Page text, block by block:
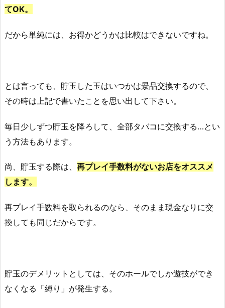
てOK。
だから単純には、お得かどうかは比較はできないですね。
とは言っても、貯玉した玉はいつかは景品交換するので、
その時は上記で書いたことを思い出して下さい。
毎日少しずつ貯玉を降ろして、全部タバコに交換する…とい
う方法もあります。
尚、貯玉する際は、 再プレイ手数料がないお店をオススメ
します。
再プレイ手数料を取られるのなら、そのまま現金なりに交
換しても同じだからです。
貯玉のデメリットとしては、そのホールでしか遊技ができ
なくなる「縛り」が発生する。